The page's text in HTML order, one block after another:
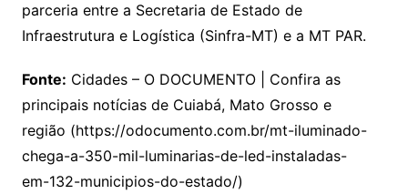
parceria entre a Secretaria de Estado de
Infraestrutura e Logística (Sinfra-MT) e a MT PAR.
Fonte: Cidades – O DOCUMENTO | Confira as
principais notícias de Cuiabá, Mato Grosso e
região (https://odocumento.com.br/mt-iluminado-
chega-a-350-mil-luminarias-de-led-instaladas-
em-132-municipios-do-estado/)